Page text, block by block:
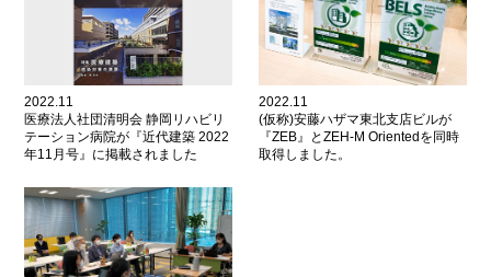
2022.11
医療法人社団清明会 静岡リハビリ
テーション病院が『近代建築 2022
年11月号』に掲載されました
2022.11
(仮称)安藤ハザマ東北支店ビルが
『ZEB』とZEH-M Orientedを同時
取得しました。